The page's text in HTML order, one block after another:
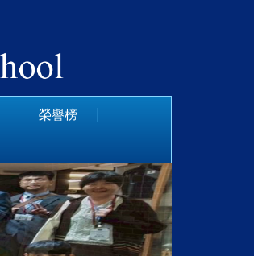
榮譽榜